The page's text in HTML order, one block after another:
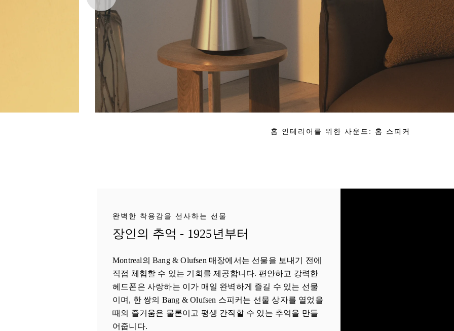
홈 인테리어를 위한 사운드: 홈 스피커
완벽한 착용감을 선사하는 선물
장인의 추억 - 1925년부터
Montreal의 Bang & Olufsen 매장에서는 선물을 보내기 전에
직접 체험할 수 있는 기회를 제공합니다. 편안하고 강력한
헤드폰은 사랑하는 이가 매일 완벽하게 즐길 수 있는 선물
이며, 한 쌍의 Bang & Olufsen 스피커는 선물 상자를 열었을
때의 즐거움은 물론이고 평생 간직할 수 있는 추억을 만들
어줍니다.